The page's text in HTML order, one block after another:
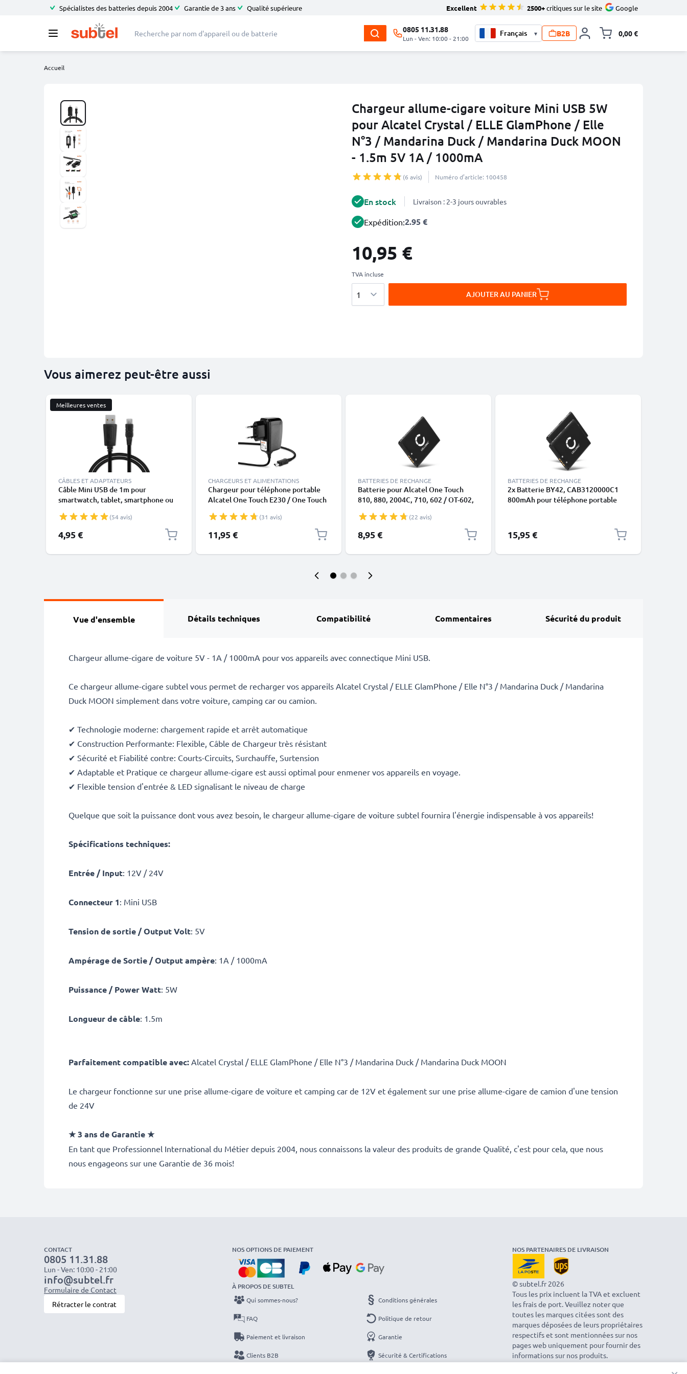
Spécialistes des batteries depuis 2004 Garantie de 3 ans Qualité supérieure Excellent 2500+critiques sur le site Google
0805 11.31.88
Lun - Ven: 10:00 - 21:00
▾ B2B 0,00 €
Accueil
Chargeur allume-cigare voiture Mini USB 5W
pour Alcatel Crystal / ELLE GlamPhone / Elle
N°3 / Mandarina Duck / Mandarina Duck MOON
- 1.5m 5V 1A / 1000mA
(6 avis) Numéro d’article: 100458
En stock Livraison : 2-3 jours ouvrables
Expédition:2.95 €
10,95 €
TVA incluse
AJOUTER AU PANIER
Vous aimerez peut-être aussi
Meilleures ventes
CÂBLES ET ADAPTATEURS
Câble Mini USB de 1m pour
smartwatch, tablet, smartphone ou
PVC
(54 avis)
4,95 €
CHARGEURS ET ALIMENTATIONS
Chargeur pour téléphone portable
Alcatel One Touch E230 / One Touch
Elle N°3 / Mandarina Duck /
Mandarina Duck MOON / Miss Sixty -
Alimentation 1A / 1000mA
(31 avis)
11,95 €
BATTERIES DE RECHANGE
Batterie pour Alcatel One Touch
810, 880, 2004C, 710, 602 / OT-602,
CAB3122001C1, CAB3120000C3
800mAh de CELLONIC
(22 avis)
8,95 €
BATTERIES DE RECHANGE
2x Batterie BY42, CAB3120000C1
800mAh pour téléphone portable
15,95 €
Vue d'ensemble Détails techniques Compatibilité Commentaires Sécurité du produit
Chargeur allume-cigare de voiture 5V - 1A / 1000mA pour vos appareils avec connectique Mini USB.
Ce chargeur allume-cigare subtel vous permet de recharger vos appareils Alcatel Crystal / ELLE GlamPhone / Elle N°3 / Mandarina Duck / Mandarina
Duck MOON simplement dans votre voiture, camping car ou camion.
✔ Technologie moderne: chargement rapide et arrêt automatique
✔ Construction Performante: Flexible, Câble de Chargeur très résistant
✔ Sécurité et Fiabilité contre: Courts-Circuits, Surchauffe, Surtension
✔ Adaptable et Pratique ce chargeur allume-cigare est aussi optimal pour enmener vos appareils en voyage.
✔ Flexible tension d'entrée & LED signalisant le niveau de charge
Quelque que soit la puissance dont vous avez besoin, le chargeur allume-cigare de voiture subtel fournira l'énergie indispensable à vos appareils!
Spécifications techniques:
Entrée / Input: 12V / 24V
Connecteur 1: Mini USB
Tension de sortie / Output Volt: 5V
Ampérage de Sortie / Output ampère: 1A / 1000mA
Puissance / Power Watt: 5W
Longueur de câble: 1.5m
Parfaitement compatible avec: Alcatel Crystal / ELLE GlamPhone / Elle N°3 / Mandarina Duck / Mandarina Duck MOON
Le chargeur fonctionne sur une prise allume-cigare de voiture et camping car de 12V et également sur une prise allume-cigare de camion d'une tension
de 24V
★ 3 ans de Garantie ★
En tant que Professionnel International du Métier depuis 2004, nous connaissons la valeur des produits de grande Qualité, c'est pour cela, que nous
nous engageons sur une Garantie de 36 mois!
CONTACT
0805 11.31.88
Lun - Ven: 10:00 - 21:00
info@subtel.fr
Formulaire de Contact
Rétracter le contrat
NOS OPTIONS DE PAIEMENT
À PROPOS DE SUBTEL
Qui sommes-nous?
FAQ
Paiement et livraison
Clients B2B
Conditions générales
Politique de retour
Garantie
Sécurité & Certifications
NOS PARTENAIRES DE LIVRAISON
© subtel.fr 2026
Tous les prix incluent la TVA et excluent
les frais de port. Veuillez noter que
toutes les marques citées sont des
marques déposées de leurs propriétaires
respectifs et sont mentionnées sur nos
pages web uniquement pour fournir des
informations sur nos produits.